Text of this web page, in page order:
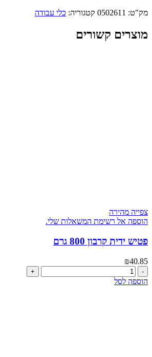
מק"ט: 0502611 קטגוריה: כלי עבודה
מוצרים קשורים
צפייה מהירה
הוספה אל רשימת המשאלות שלי.
פטיש ידית קרבון 800 גרם
₪40.85
כמות
של
הוספה לסל